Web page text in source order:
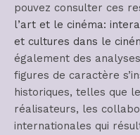
pouvez consulter ces
l’art et le cinéma:
et cultures dans le
également des
figures de caractère
historiques, telles que
réalisateurs, les
internationales qui